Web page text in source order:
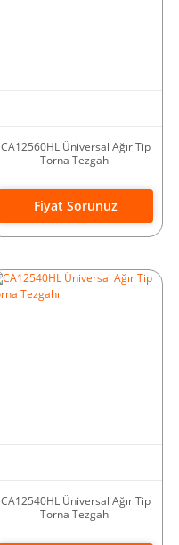
CA12560HL Üniversal Ağır Tip
Torna Tezgahı
Fiyat Sorunuz
CA12540HL Üniversal Ağır Tip
Torna Tezgahı